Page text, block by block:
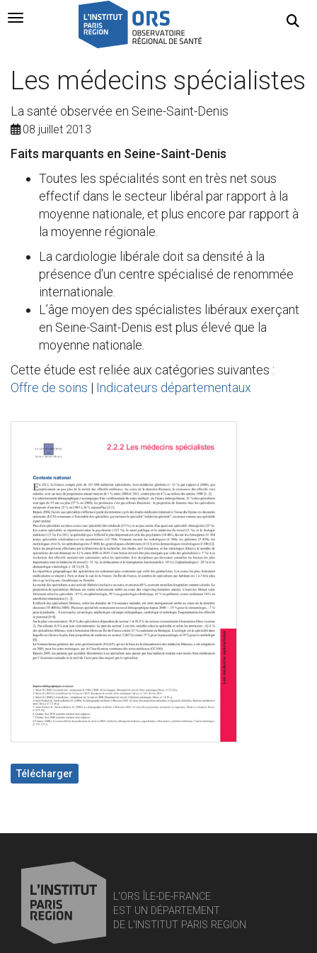
Navigation Toggle
Les médecins spécialistes
La santé observée en Seine-Saint-Denis
08 juillet 2013
Faits marquants en Seine-Saint-Denis
Toutes les spécialités sont en très net sous
effectif dans le secteur libéral par rapport à la
moyenne nationale, et plus encore par rapport à
la moyenne régionale.
La cardiologie libérale doit sa densité à la
présence d'un centre spécialisé de renommée
internationale.
L’âge moyen des spécialistes libéraux exerçant
en Seine-Saint-Denis est plus élevé que la
moyenne nationale.
Cette étude est reliée aux catégories suivantes :
Offre de soins | Indicateurs départementaux
Télécharger
L'ORS ÎLE-DE-FRANCE
EST UN DÉPARTEMENT
DE L'INSTITUT PARIS REGION